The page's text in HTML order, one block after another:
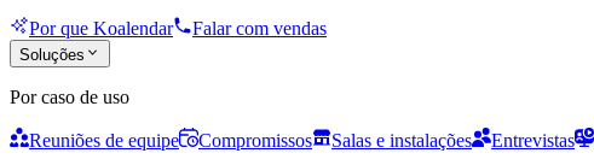
Por que Koalendar Falar com vendas
Soluções
Por caso de uso
Reuniões de equipe Compromissos Salas e instalações Entrevistas